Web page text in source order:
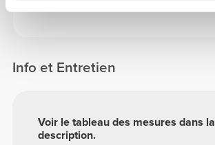
Info et Entretien
Voir le tableau des mesures dans la
description.